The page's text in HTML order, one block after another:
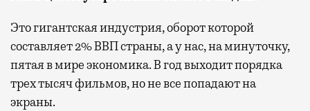
Это гигантская индустрия, оборот которой
составляет 2% ВВП страны, а у нас, на минуточку,
пятая в мире экономика. В год выходит порядка
трех тысяч фильмов, но не все попадают на
экраны.